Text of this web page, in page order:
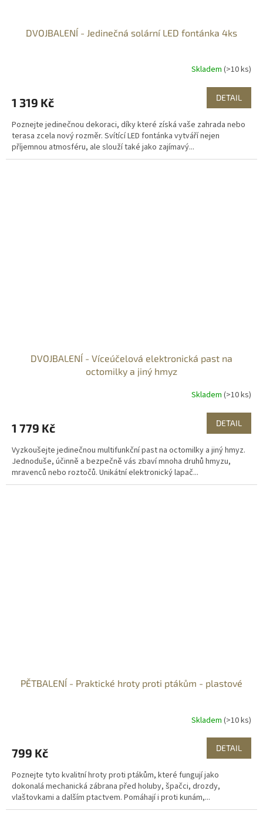
DVOJBALENÍ - Jedinečná solární LED fontánka 4ks
Skladem (>10 ks)
1 319 Kč DETAIL
Poznejte jedinečnou dekoraci, díky které získá vaše zahrada nebo
terasa zcela nový rozměr. Svítící LED fontánka vytváří nejen
příjemnou atmosféru, ale slouží také jako zajímavý...
DVOJBALENÍ - Víceúčelová elektronická past na
octomilky a jiný hmyz
Skladem (>10 ks)
1 779 Kč DETAIL
Vyzkoušejte jedinečnou multifunkční past na octomilky a jiný hmyz.
Jednoduše, účinně a bezpečně vás zbaví mnoha druhů hmyzu,
mravenců nebo roztočů. Unikátní elektronický lapač...
PĚTBALENÍ - Praktické hroty proti ptákům - plastové
Skladem (>10 ks)
799 Kč DETAIL
Poznejte tyto kvalitní hroty proti ptákům, které fungují jako
dokonalá mechanická zábrana před holuby, špačci, drozdy,
vlaštovkami a dalším ptactvem. Pomáhají i proti kunám,...